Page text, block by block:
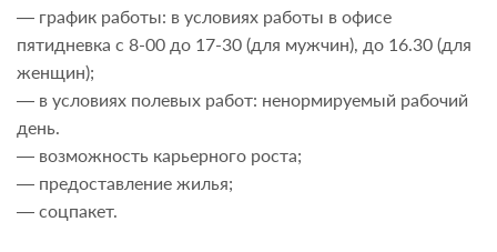
— график работы: в условиях работы в офисе
пятидневка с 8-00 до 17-30 (для мужчин), до 16.30 (для
женщин);
— в условиях полевых работ: ненормируемый рабочий
день.
— возможность карьерного роста;
— предоставление жилья;
— соцпакет.